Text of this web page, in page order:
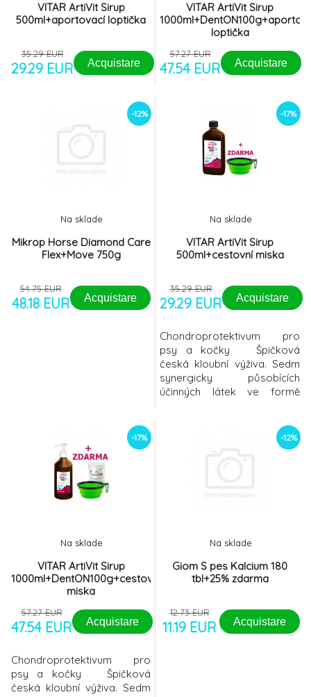
CARTILAN Nutri K2+D3 100tbl
VITAR ArtiVit Sirup
500ml+aportovací loptička
35.29 EUR
29.29 EUR Acquistare
VITAR ArtiVit Sirup
loptička
57.27 EUR
47.54 EUR Acquistare
-12%
Mikrop Horse Diamond Care
Flex+Move 750g
Na sklade
54.75 EUR
48.18 EUR Acquistare
-17%
VITAR ArtiVit Sirup
500ml+cestovní miska
Na sklade
35.29 EUR
29.29 EUR Acquistare
Chondroprotektivum pro
psy a kočky Špičková
česká kloubní výživa. Sedm
synergicky působících
účinných látek ve formě
terapii. Psi i kočky sirup velmi
dobře snáší. Veterinární
-17%
VITAR ArtiVit Sirup
1000ml+DentON100g+cestovní
miska
Na sklade
57.27 EUR
47.54 EUR Acquistare
Chondroprotektivum pro
psy a kočky Špičková
česká kloubní výživa. Sedm
-12%
Giom S pes Kalcium 180
tbl+25% zdarma
Na sklade
12.73 EUR
11.19 EUR Acquistare